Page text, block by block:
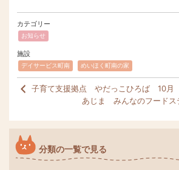
カテゴリー
お知らせ
施設
デイサービス町南 めいほく町南の家
子育て支援拠点 やだっこひろば 10月
あじま みんなのフード
分類の一覧で見る